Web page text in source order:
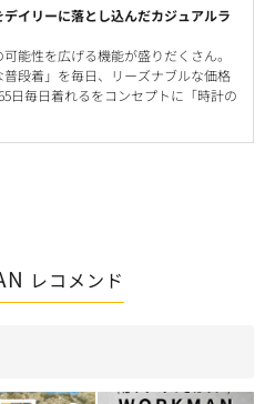
イリーに落とし込んだカジュアルラ
能性を広げる機能が盛りだくさん。
段着」を毎日、リーズナブルな価格
日毎日着れるをコンセプトに「時計の
レコメンド